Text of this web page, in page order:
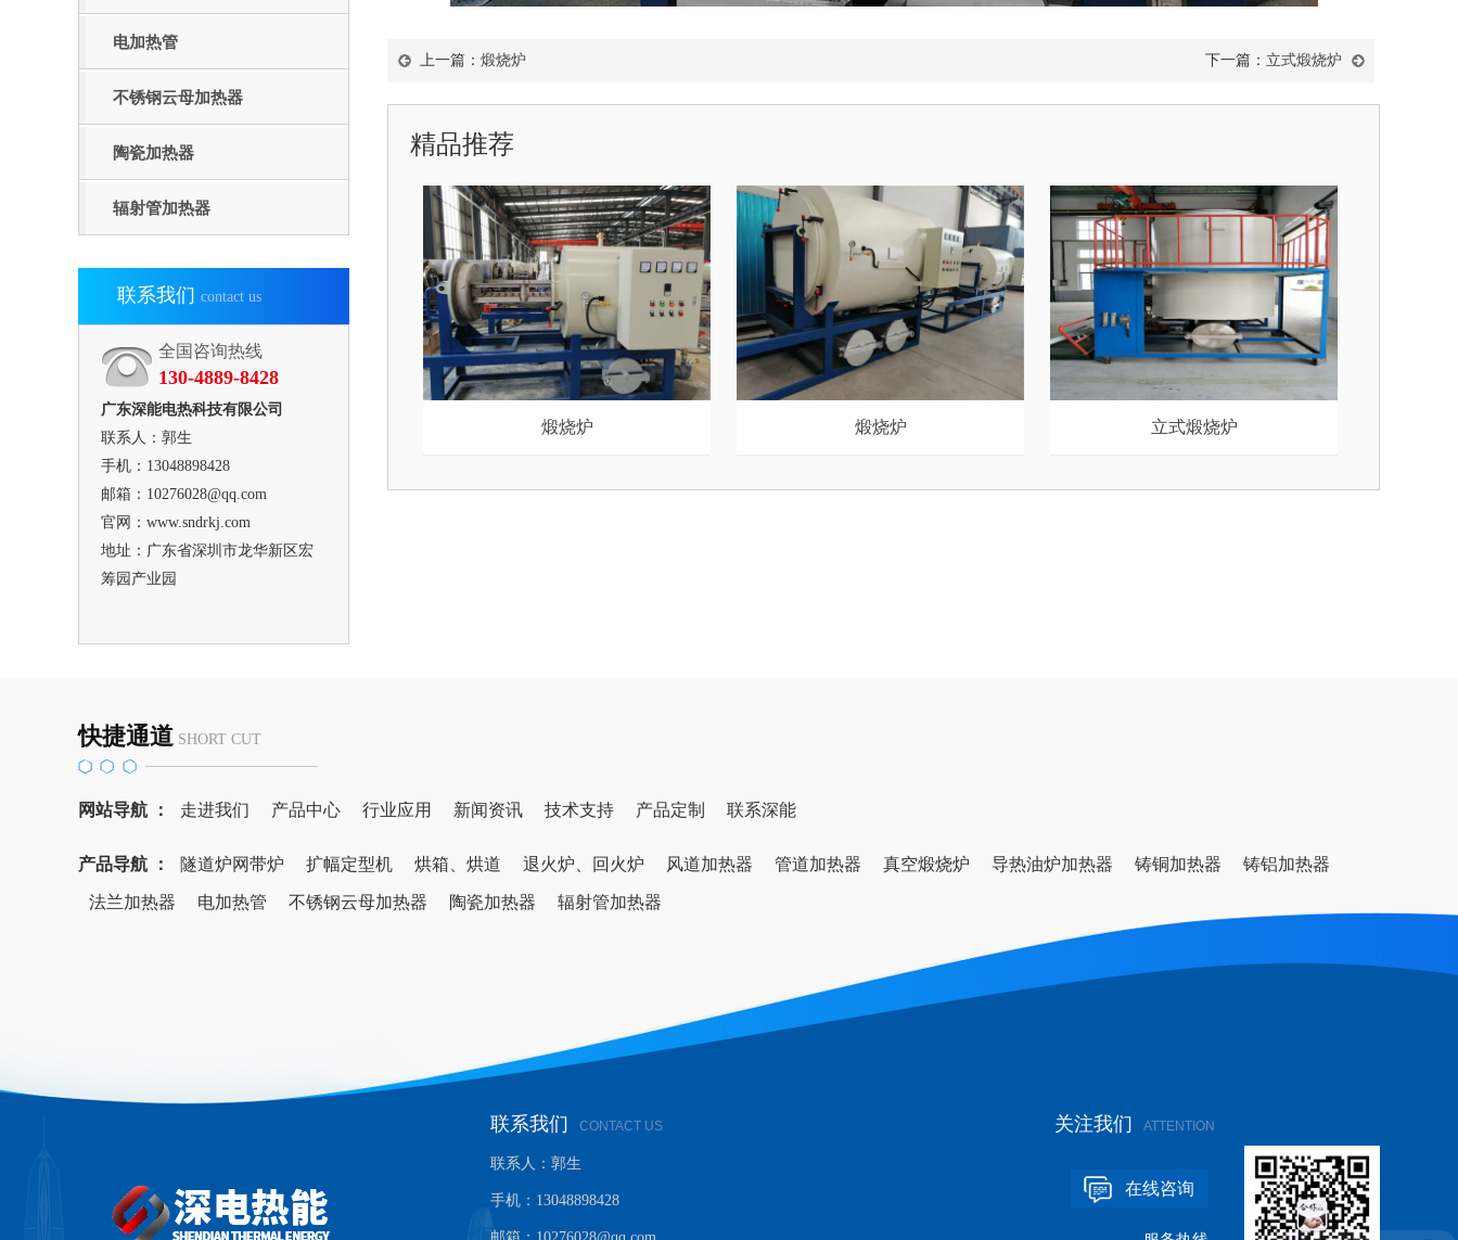
电加热管
不锈钢云母加热器
陶瓷加热器
辐射管加热器
联系我们 contact us
全国咨询热线
130-4889-8428
广东深能电热科技有限公司
联系人：郭生
手机：13048898428
邮箱：10276028@qq.com
官网：www.sndrkj.com
地址：广东省深圳市龙华新区宏
筹园产业园
上一篇： 煅烧炉 下一篇： 立式煅烧炉
精品推荐
煅烧炉 煅烧炉 立式煅烧炉
快捷通道SHORT CUT
网站导航 ： 走进我们 产品中心 行业应用 新闻资讯 技术支持 产品定制 联系深能
产品导航 ： 隧道炉网带炉 扩幅定型机 烘箱、烘道 退火炉、回火炉 风道加热器 管道加热器 真空煅烧炉 导热油炉加热器 铸铜加热器 铸铝加热器
法兰加热器 电加热管 不锈钢云母加热器 陶瓷加热器 辐射管加热器
联系我们 CONTACT US
联系人：郭生
手机：13048898428
关注我们 ATTENTION
在线咨询